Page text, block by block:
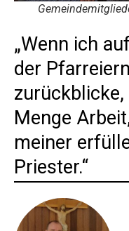
„Wenn ich
der
zurückblicke,
Menge
meiner
Priester.“